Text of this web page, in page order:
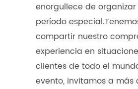
enorgullece de
período
compartir nuestro
experiencia en
clientes de todo el
evento, invitamos a más